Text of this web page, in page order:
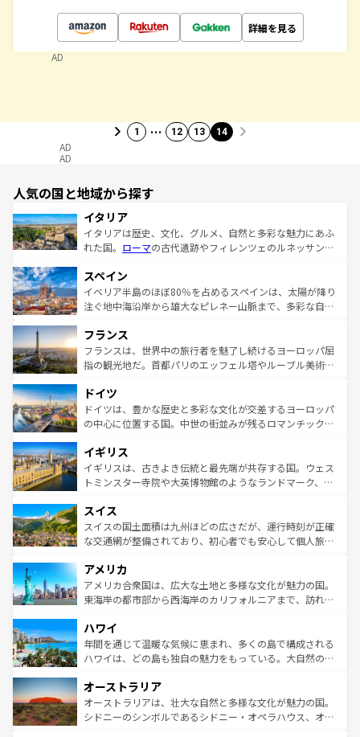
詳細を見る
AD
1 … 12 13 14
AD
AD
人気の国と地域から探す
イタリア
イタリアは歴史、文化、グルメ、自然と多彩な魅力にあふ
れた国。 ローマの古代遺跡やフィレンツェのルネッサンス
ろん、トスカーナの美しい田園風景やアマルフィ海岸の絶
景など、自然景観も見逃せない。観光の合間には、本場の
ピザやパスタなど、絶品のイタリア料理を堪能することも
ませてくれるイタリアで、忘れられない旅をしてみよう！
なお、新着のイタリア情報はコンテンツ一覧 を参照してほ
しい。
スペイン
イベリア半島のほぼ80％を占めるスペインは、太陽が降り
注ぐ地中海沿岸から雄大なピレネー山脈まで、多彩な自然
文化が根付くこの国では、情熱的なフラメンコ、熱気あふ
れる闘牛、そして美味しいタパスが生活の一部となってい
る。首都マドリードの洗練された雰囲気や、バルセロナの
の城塞都市、穏やかなビーチリゾートまで多彩な表情を見
せる。地方によって風土や気候が異なるスペインはその個
性で訪れる人を魅了する。 なお、新着のスペイン情報はコ
フランス
フランスは、世界中の旅行者を魅了し続けるヨーロッパ屈
指の観光地だ。首都パリのエッフェル塔やルーブル美術館
で、幅広い魅力が詰まっている。華麗な宮殿、歴史的な大
聖堂、美しいビーチ、そして豊かな自然が、訪れる者を心
から魅了する。また、フランスは美食の国としても知ら
いる。シャンパンの発祥地であるランス、プロヴァンスの
香り高いラベンダー畑など、多彩な楽しみ方が可能だ。さ
らに、パリ以外の地域にも魅力が溢れており、どの街角に
れる地方に足を運ぶとそれぞれで全く異なる文化を体験で
きるだろう。 なお、新着のフランス情報はコンテンツ一覧
を参照してほしい。
ドイツ
ドイツは、豊かな歴史と多彩な文化が交差するヨーロッパ
の中心に位置する国。中世の街並みが残るロマンチック街
顔を持つこの国は、どこを歩いても飽きることがない。ベ
ルリンの文化的活気、バイエルン州のアルプスの絶景、そ
してライン川沿いのワイン畑といった風景は必見。ビール
は、お酒好きな人にはぜひ体験してほしい。 なお、新着の
ドイツ情報はコンテンツ一覧を参照してほしい。
イギリス
イギリスは、古きよき伝統と最先端が共存する国。ウェス
トミンスター寺院や大英博物館のようなランドマーク、歴
リアごとに異なる魅力がある。また、優雅なアフタヌーン
ティー、ビール好きにはたまらない英国パブ、サッカー観
戦など、本場だからこそできる体験も豊富。イギリスを旅
ンツ一覧を参照してほしい。
スイス
スイスの国土面積は九州ほどの広さだが、運行時刻が正確
な交通網が整備されており、初心者でも安心して個人旅行
の建物がそのまま残る町や、スイスならではのユニークな
博物館もあり、アルプス観光だけでなく町歩きも満喫する
ことができる。国民の所得が高いため物価も高いが、旅行
ば市内交通費無料で観光を楽しむこともできる。 なお、新
着のスイス情報はコンテンツ一覧 を参照してほしい。
アメリカ
アメリカ合衆国は、広大な土地と多様な文化が魅力の国。
東海岸の都市部から西海岸のカリフォルニアまで、訪れる
のような巨大都市は、観光、ショッピング、エンターテイ
ンメントが詰まった刺激的なスポットだ。一方、アメリカ
西部には大自然が広がり、グランドキャニオンやイエロー
部のニューオーリンズでは、音楽と美食が融合した独特の
文化が魅力。旅行者はアメリカの各地域で異なる魅力を楽
しみながら、その多様性と豊かな歴史を感じることができ
ハワイ
年間を通じて温暖な気候に恵まれ、多くの島で構成される
ハワイは、どの島も独自の魅力をもっている。大自然の神
ワイ島は見逃せない。また、定番の観光地といえばオアフ
島だが、静かな自然を求めるならマウイ島やカウアイ島が
おすすめ。エメラルドグリーンに輝く海をはじめ、豊かな
オーストラリア
オーストラリアは、壮大な自然と多様な文化が魅力の国。
シドニーのシンボルであるシドニー・オペラハウス、オー